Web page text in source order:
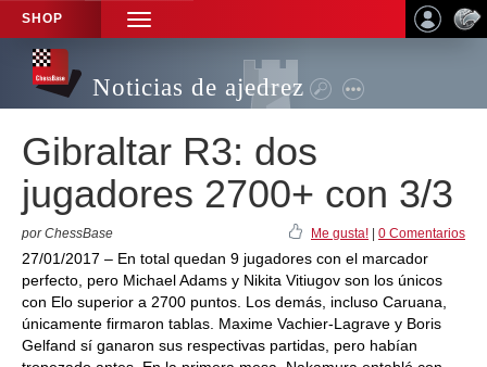
SHOP
TOGGLE
NAVIGATION
Noticias de ajedrez
Gibraltar R3: dos
jugadores 2700+ con 3/3
por ChessBase Me gusta! 0 Comentarios
27/01/2017 – En total quedan 9 jugadores con el marcador
perfecto, pero Michael Adams y Nikita Vitiugov son los únicos
con Elo superior a 2700 puntos. Los demás, incluso Caruana,
únicamente firmaron tablas. Maxime Vachier-Lagrave y Boris
Gelfand sí ganaron sus respectivas partidas, pero habían